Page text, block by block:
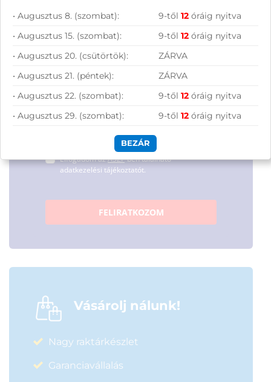
maximumot a tech-világ
lehetőségeiből!
Hírlevelünkről bármikor leiratkozhatsz.
Elfogadom azÁSZF-ben található
adatkezelési tájékoztatót.
FELIRATKOZOM
Vásárolj nálunk!
Nagy raktárkészlet
Garanciavállalás
• Augusztus 8. (szombat): 9-től12 óráig nyitva
• Augusztus 15. (szombat):
9-től12 óráig nyitva
• Augusztus 20. (csütörtök):
ZÁRVA
• Augusztus 21. (péntek):
ZÁRVA
• Augusztus 22. (szombat):
9-től12 óráig nyitva
• Augusztus 29. (szombat):
9-től12 óráig nyitva
BEZÁR